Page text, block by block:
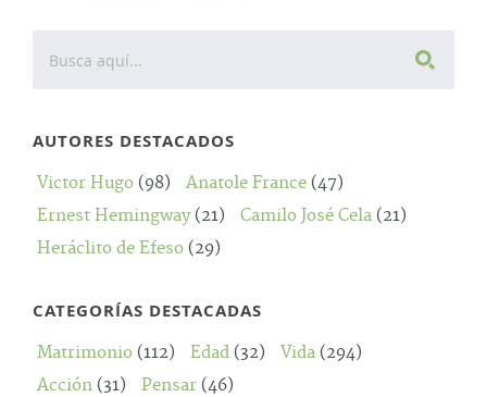
AUTORES DESTACADOS
Victor Hugo (98) Anatole France (47)
Ernest Hemingway(21) Camilo José Cela (21)
Heráclito de Efeso (29)
CATEGORÍAS DESTACADAS
Matrimonio (112) Edad (32) Vida (294)
Acción (31) Pensar (46)